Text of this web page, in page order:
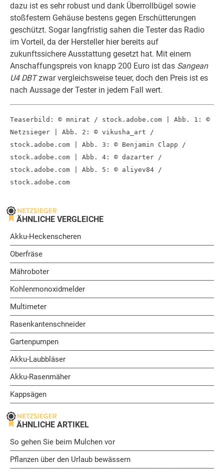
dazu ist es sehr robust und dank Überrollbügel sowie
stoßfestem Gehäuse bestens gegen Erschütterungen
geschützt. Sogar langfristig sahen die Tester das Radio
im Vorteil, da der Hersteller hier bereits auf
zukunftssichere Ausstattung gesetzt hat. Mit einem
Anschaffungspreis von knapp 200 Euro ist das Sangean
U4 DBTzwar vergleichsweise teuer, doch den Preis ist es
nach Aussage der Tester in jedem Fall wert.
Teaserbild: © mnirat / stock.adobe.com | Abb. 1: ©
Netzsieger | Abb. 2: © vikusha_art /
stock.adobe.com | Abb. 3: © Benjamin Clapp /
stock.adobe.com | Abb. 4: © dazarter /
stock.adobe.com | Abb. 5: © aliyev84 /
stock.adobe.com
ÄHNLICHE VERGLEICHE
Akku-Heckenscheren
Oberfräse
Mähroboter
Kohlenmonoxidmelder
Multimeter
Rasenkantenschneider
Gartenpumpen
Akku-Laubbläser
Akku-Rasenmäher
Kappsägen
ÄHNLICHE ARTIKEL
So gehen Sie beim Mulchen vor
Pflanzen über den Urlaub bewässern